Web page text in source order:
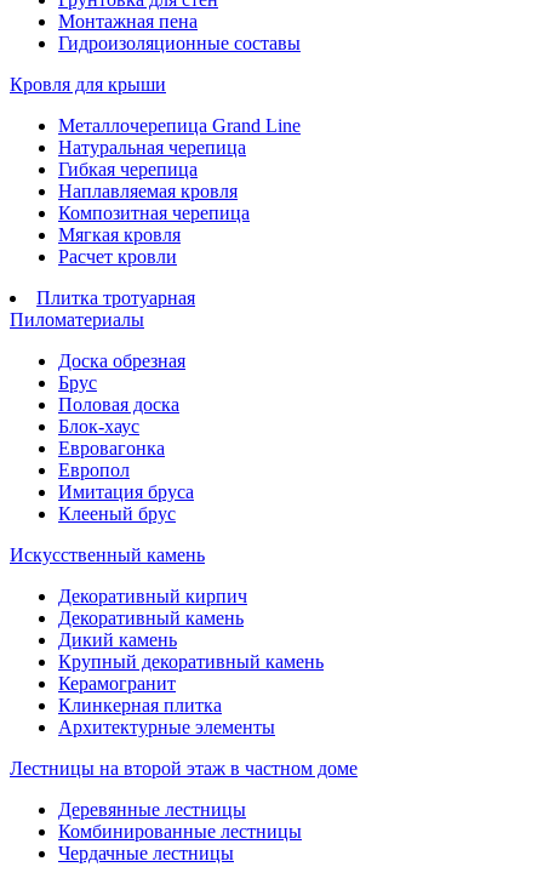
Монтажная пена
Гидроизоляционные составы
Кровля для крыши
Металлочерепица Grand Line
Натуральная черепица
Гибкая черепица
Наплавляемая кровля
Композитная черепица
Мягкая кровля
Расчет кровли
Плитка тротуарная
Пиломатериалы
Доска обрезная
Брус
Половая доска
Блок-хаус
Евровагонка
Европол
Имитация бруса
Клееный брус
Искусственный камень
Декоративный кирпич
Декоративный камень
Дикий камень
Крупный декоративный камень
Керамогранит
Клинкерная плитка
Архитектурные элементы
Лестницы на второй этаж в частном доме
Деревянные лестницы
Комбинированные лестницы
Чердачные лестницы